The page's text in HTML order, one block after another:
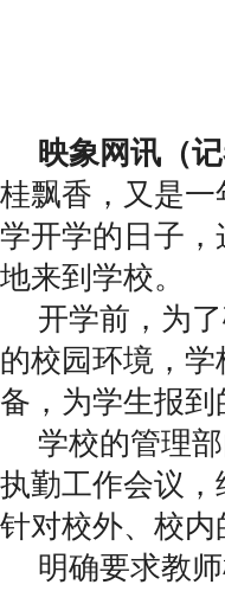
映象网讯（
桂飘香，又是
学开学的日子
地来到学校。
开学前，为
的校园环境，
备，为学生报
学校的管理
执勤工作会议
针对校外、校
明确要求教